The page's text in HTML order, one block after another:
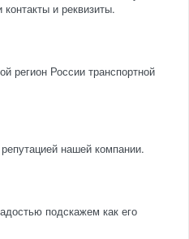
и реквизиты.
регион России транспортной
нашей компании.
подскажем как его